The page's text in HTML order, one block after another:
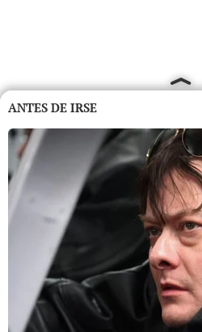
ANTES DE IRSE